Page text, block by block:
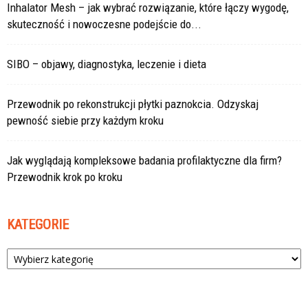
Inhalator Mesh – jak wybrać rozwiązanie, które łączy wygodę,
skuteczność i nowoczesne podejście do...
SIBO – objawy, diagnostyka, leczenie i dieta
Przewodnik po rekonstrukcji płytki paznokcia. Odzyskaj
pewność siebie przy każdym kroku
Jak wyglądają kompleksowe badania profilaktyczne dla firm?
Przewodnik krok po kroku
KATEGORIE
Kategorie